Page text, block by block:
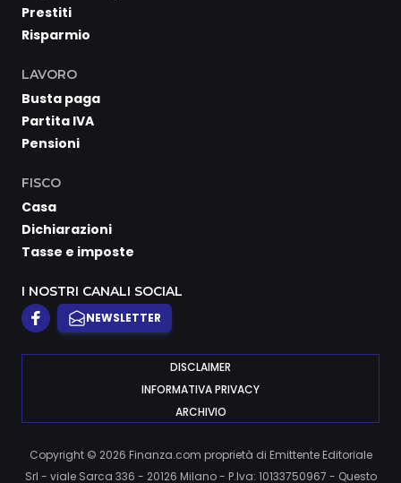
Prestiti
Risparmio
LAVORO
Busta paga
Partita IVA
Pensioni
FISCO
Casa
Dichiarazioni
Tasse e imposte
I NOSTRI CANALI SOCIAL
NEWSLETTER
DISCLAIMER
INFORMATIVA PRIVACY
ARCHIVIO
Copyright © 2026 Finanza.com proprietà di Emittente Editoriale
Srl - viale Sarca 336 - 20126 Milano - P.Iva: 10133750967 - Questo